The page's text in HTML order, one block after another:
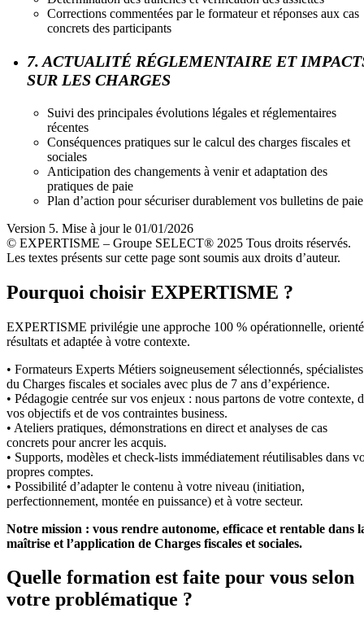
Corrections commentées par le formateur et réponses aux cas
concrets des participants
7. ACTUALITÉ RÉGLEMENTAIRE ET
SUR LES CHARGES
Suivi des principales évolutions légales et réglementaires
récentes
Conséquences pratiques sur le calcul des charges fiscales et
sociales
Anticipation des changements à venir et adaptation des
pratiques de paie
Plan d’action pour sécuriser durablement vos bulletins de paie
Version 5. Mise à jour le 01/01/2026
© EXPERTISME – Groupe SELECT® 2025 Tous droits réservés.
Les textes présents sur cette page sont soumis aux droits d’auteur.
Pourquoi choisir EXPERTISME ?
EXPERTISME privilégie une approche 100 % opérationnelle,
résultats et adaptée à votre contexte.
• Formateurs Experts Métiers soigneusement sélectionnés, spécialistes
du Charges fiscales et sociales avec plus de 7 ans d’expérience.
• Pédagogie centrée sur vos enjeux : nous partons de votre contexte,
vos objectifs et de vos contraintes business.
• Ateliers pratiques, démonstrations en direct et analyses de cas
concrets pour ancrer les acquis.
• Supports, modèles et check-lists immédiatement réutilisables dans
propres comptes.
• Possibilité d’adapter le contenu à votre niveau (initiation,
perfectionnement, montée en puissance) et à votre secteur.
Notre mission : vous rendre autonome, efficace et rentable dans
maîtrise et l’application de Charges fiscales et sociales.
Quelle formation est faite pour vous selon
votre problématique ?